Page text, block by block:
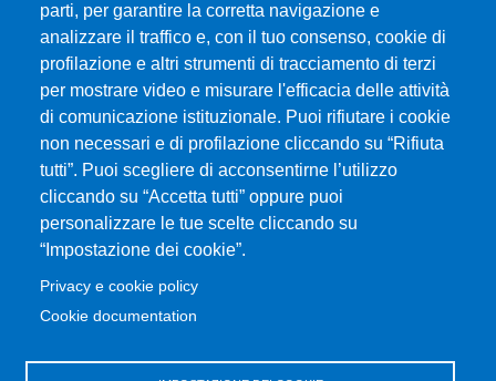
parti, per garantire la corretta navigazione e
analizzare il traffico e, con il tuo consenso, cookie di
profilazione e altri strumenti di tracciamento di terzi
per mostrare video e misurare l'efficacia delle attività
di comunicazione istituzionale. Puoi rifiutare i cookie
non necessari e di profilazione cliccando su “Rifiuta
tutti”. Puoi scegliere di acconsentirne l’utilizzo
cliccando su “Accetta tutti” oppure puoi
personalizzare le tue scelte cliccando su
“Impostazione dei cookie”.
Privacy e cookie policy
Cookie documentation
Università degli Studi di Messina
Piazza Pugliatti, 1 - 98122 Messina
Cod. Fiscale 80004070837
P.IVA 00724160833
Centralino: 090 676 1
MENÙ SOCIAL
MENÙ FOOTER 1
Accessibilità
Privacy e cookie policy